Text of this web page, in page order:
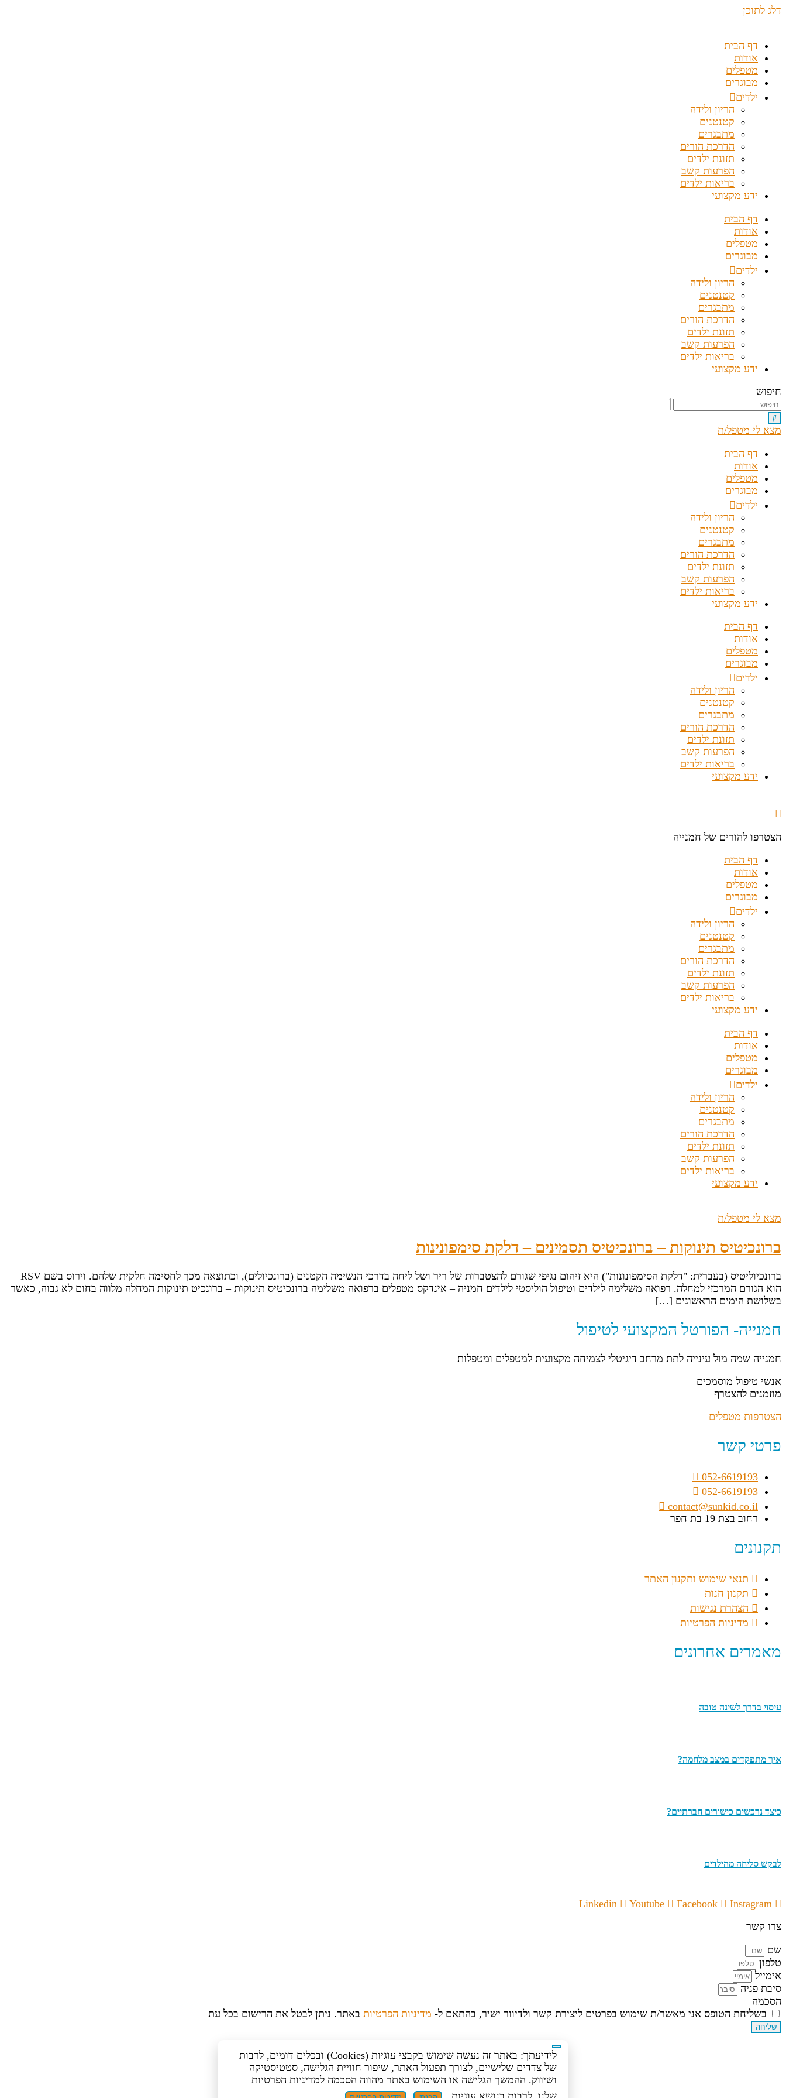
דלג לתוכן
דף הבית
אודות
מטפלים
מבוגרים
ילדים
הריון ולידה
קטנטנים
מתבגרים
הדרכת הורים
תזונת ילדים
הפרעות קשב
בריאות ילדים
ידע מקצועי
דף הבית
אודות
מטפלים
מבוגרים
ילדים
הריון ולידה
קטנטנים
מתבגרים
הדרכת הורים
תזונת ילדים
הפרעות קשב
בריאות ילדים
ידע מקצועי
חיפוש
מצא לי מטפל/ת
דף הבית
אודות
מטפלים
מבוגרים
ילדים
הריון ולידה
קטנטנים
מתבגרים
הדרכת הורים
תזונת ילדים
הפרעות קשב
בריאות ילדים
ידע מקצועי
דף הבית
אודות
מטפלים
מבוגרים
ילדים
הריון ולידה
קטנטנים
מתבגרים
הדרכת הורים
תזונת ילדים
הפרעות קשב
בריאות ילדים
ידע מקצועי
הצטרפו להורים של חמנייה
דף הבית
אודות
מטפלים
מבוגרים
ילדים
הריון ולידה
קטנטנים
מתבגרים
הדרכת הורים
תזונת ילדים
הפרעות קשב
בריאות ילדים
ידע מקצועי
דף הבית
אודות
מטפלים
מבוגרים
ילדים
הריון ולידה
קטנטנים
מתבגרים
הדרכת הורים
תזונת ילדים
הפרעות קשב
בריאות ילדים
ידע מקצועי
מצא לי מטפל/ת
ברונכיטיס תינוקות – ברונכיטיס תסמינים – דלקת סימפונינות
ברונכיוליטיס (בעברית: "דלקת הסימפונונות") היא זיהום נגיפי שגורם להצטברות של ריר ושל ליחה בדרכי הנשימה הקטנים (ברונכיולים), וכתוצאה מכך לחסימה חלקית שלהם. וירוס בשם RSV
הוא הגורם המרכזי למחלה. רפואה משלימה לילדים וטיפול הוליסטי לילדים חמניה – אינדקס מטפלים ברפואה משלימה ברונכיטיס תינוקות – ברונכיט תינוקות המחלה מלווה בחום לא גבוה, כאשר
בשלושת הימים הראשונים […]
חמנייה- הפורטל המקצועי לטיפול
חמנייה שמה מול עינייה לתת מרחב דיגיטלי לצמיחה מקצועית למטפלים ומטפלות
אנשי טיפול מוסמכים
מוזמנים להצטרף
הצטרפות מטפלים
פרטי קשר
052-6619193
052-6619193
contact@sunkid.co.il
רחוב בצת 19 בת חפר
תקנונים
תנאי שימוש ותקנון האתר
תקנון חנות
הצהרת נגישות
מדיניות הפרטיות
מאמרים אחרונים
עיסוי בדרך לשינה טובה
איך מתפקדים במצב מלחמה?
כיצד נרכשים כישורים חברתיים?
לבקש סליחה מהילדים
Linkedin Youtube Facebook
Instagram
צרו קשר
שם
טלפון
אימייל
סיבת פניה
הסכמה
בשליחת הטופס אני מאשר/ת שימוש בפרטים ליצירת קשר ולדיוור ישיר, בהתאם ל- מדיניות הפרטיות באתר. ניתן לבטל את הרישום בכל עת
שליחה
לידיעתך: באתר זה נעשה שימוש בקבצי עוגיות (Cookies) ובכלים דומים, לרבות
של צדדים שלישיים, לצורך תפעול האתר, שיפור חוויית הגלישה, סטטיסטיקה
ושיווק. ההמשך הגלישה או השימוש באתר מהווה הסכמה למדיניות הפרטיות